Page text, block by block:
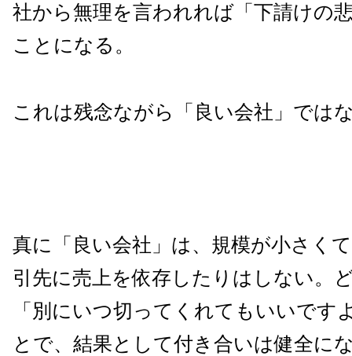
社から無理を言われれば「下請けの
ことになる。
これは残念ながら「良い会社」では
真に「良い会社」は、規模が小さく
引先に売上を依存したりはしない。
「別にいつ切ってくれてもいいです
とで、結果として付き合いは健全に